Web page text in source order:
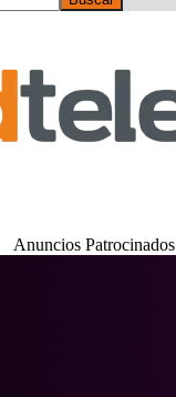
Anuncios Patrocinados